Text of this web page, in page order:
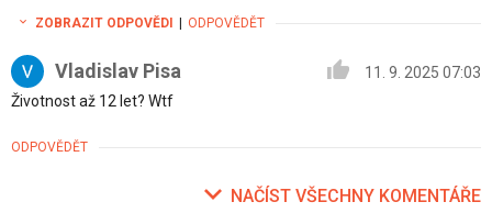
ZOBRAZIT ODPOVĚDI ODPOVĚDĚT
Vladislav Pisa
11. 9. 2025 07:03
Životnost až 12 let? Wtf
ODPOVĚDĚT
NAČÍST VŠECHNY KOMENTÁŘE